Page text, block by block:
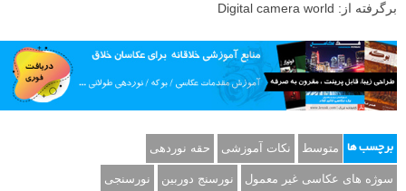
برگرفته از: Digital camera world
برچسب ها متوسط نکات آموزشی حقه نوردهی
سوژه های عکاسی غیر معمول نورسنج دوربین نورسنجی